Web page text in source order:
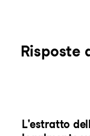
Risposte
L'estratto